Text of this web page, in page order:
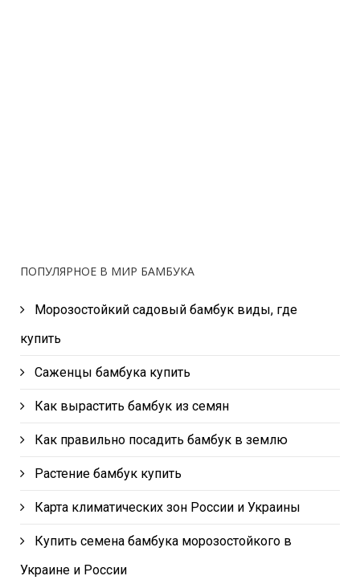
ПОПУЛЯРНОЕ В МИР БАМБУКА
Морозостойкий садовый бамбук виды, где
купить
Саженцы бамбука купить
Как вырастить бамбук из семян
Как правильно посадить бамбук в землю
Растение бамбук купить
Карта климатических зон России и Украины
Купить семена бамбука морозостойкого в
Украине и России